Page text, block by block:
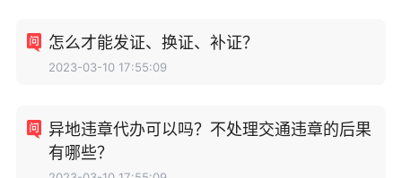
怎么才能发证、换证、补证？
2023-03-10 17:55:09
异地违章代办可以吗？不处理交通违章的后果
有哪些？